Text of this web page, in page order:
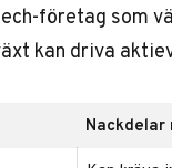
företag som
kan driva